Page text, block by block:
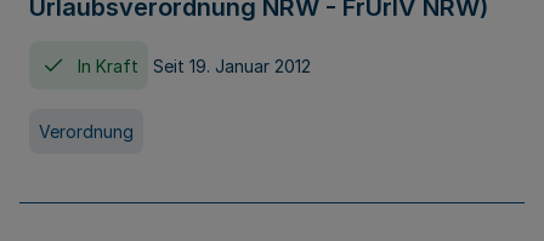
Urlaubsverordnung NRW - FrUrlV NRW)
In Kraft Seit 19. Januar 2012
Verordnung